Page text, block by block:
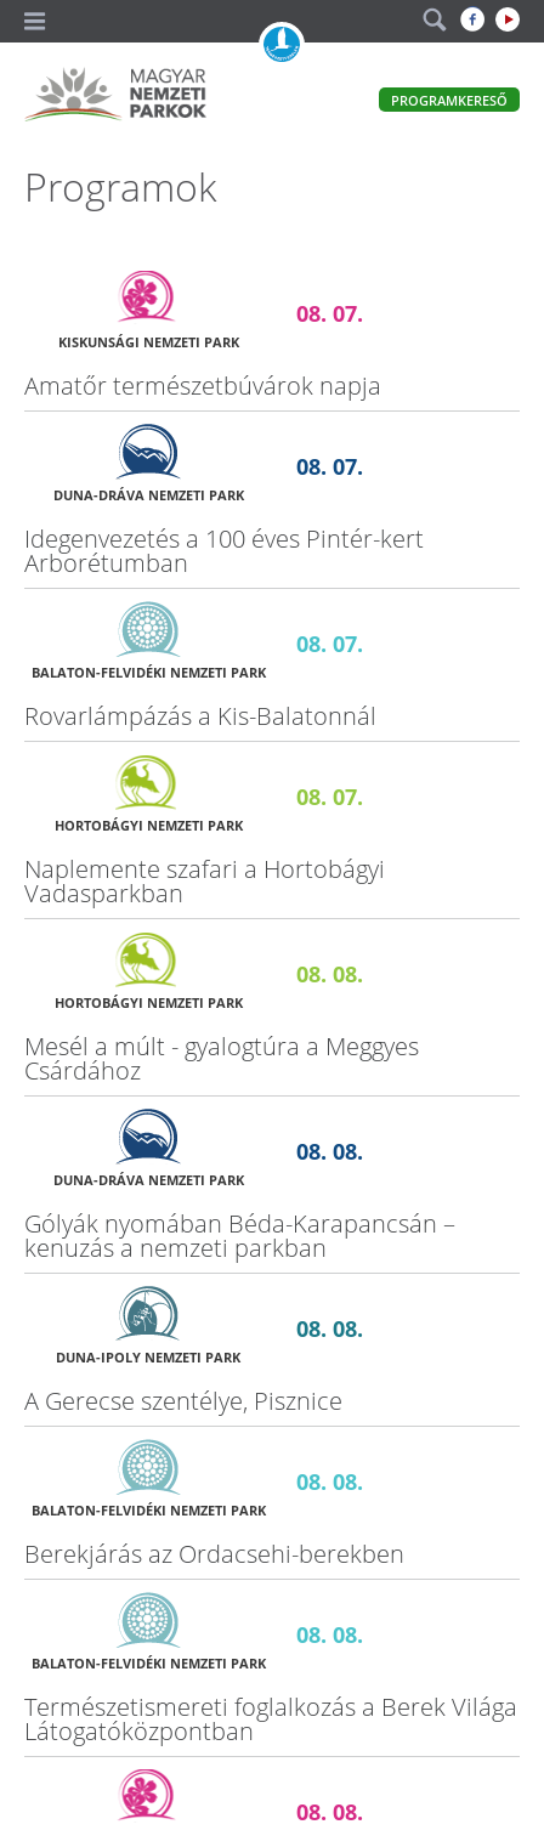
Magyar
Parkok
PROGRAMKERESŐ
Programok
KISKUNSÁGI NEMZETI PARK
08. 07.
Amatőr természetbúvárok napja
DUNA-DRÁVA NEMZETI PARK
08. 07.
Idegenvezetés a 100 éves Pintér-kert
Arborétumban
BALATON-FELVIDÉKI NEMZETI PARK
08. 07.
Rovarlámpázás a Kis-Balatonnál
HORTOBÁGYI NEMZETI PARK
08. 07.
Naplemente szafari a Hortobágyi
Vadasparkban
HORTOBÁGYI NEMZETI PARK
08. 08.
Mesél a múlt - gyalogtúra a Meggyes
Csárdához
DUNA-DRÁVA NEMZETI PARK
08. 08.
Gólyák nyomában Béda-Karapancsán –
kenuzás a nemzeti parkban
DUNA-IPOLY NEMZETI PARK
08. 08.
A Gerecse szentélye, Pisznice
BALATON-FELVIDÉKI NEMZETI PARK
08. 08.
Berekjárás az Ordacsehi-berekben
BALATON-FELVIDÉKI NEMZETI PARK
08. 08.
Természetismereti foglalkozás a Berek Világa
Látogatóközpontban
08. 08.